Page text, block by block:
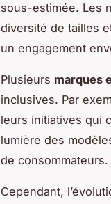
sous-estimée. Les
diversité de tailles
un engagement
Plusieurs marques
inclusives. Par
leurs initiatives qui
lumière des
de consommateurs.
Cependant,